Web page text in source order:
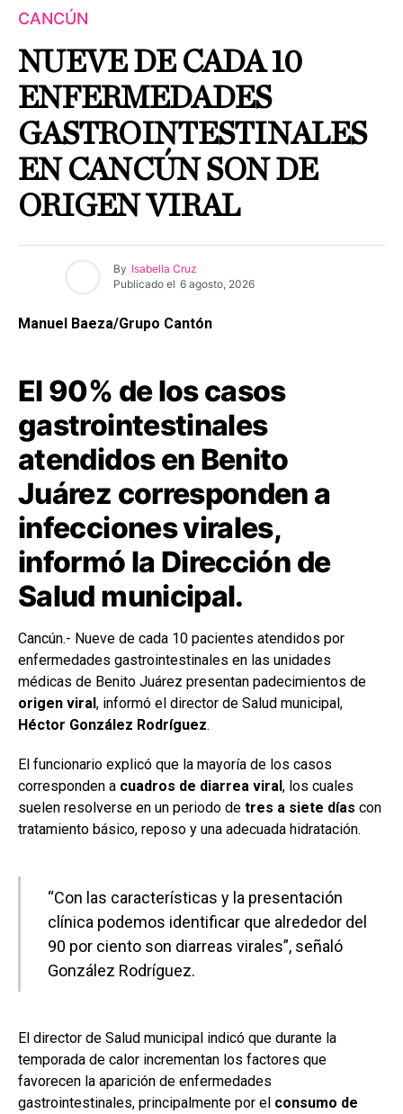
CANCÚN
NUEVE DE CADA 10
ENFERMEDADES
GASTROINTESTINALES
EN CANCÚN SON DE
ORIGEN VIRAL
By Isabella Cruz
Publicado el 6 agosto, 2026
Manuel Baeza/Grupo Cantón
El 90% de los casos
gastrointestinales
atendidos en Benito
Juárez corresponden a
infecciones virales,
informó la Dirección de
Salud municipal.
Cancún.- Nueve de cada 10 pacientes atendidos por
enfermedades gastrointestinales en las unidades
médicas de Benito Juárez presentan padecimientos de
origen viral, informó el director de Salud municipal,
Héctor González Rodríguez.
El funcionario explicó que la mayoría de los casos
corresponden a cuadros de diarrea viral, los cuales
suelen resolverse en un periodo de tres a siete días con
tratamiento básico, reposo y una adecuada hidratación.
“Con las características y la presentación
clínica podemos identificar que alrededor del
90 por ciento son diarreas virales”, señaló
González Rodríguez.
El director de Salud municipal indicó que durante la
temporada de calor incrementan los factores que
favorecen la aparición de enfermedades
gastrointestinales, principalmente por el consumo de